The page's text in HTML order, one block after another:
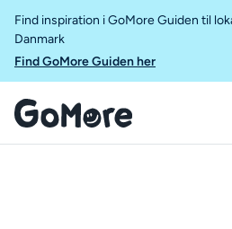
Find inspiration i GoMore Guiden til
Danmark
Find GoMore Guiden her